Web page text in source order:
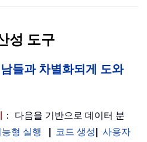
성 도구
들과 차별화되게 도와
： 다음을 기반으로 데이터 분
능형 실행 코드 생성
사용자